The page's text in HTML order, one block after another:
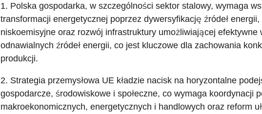
1. Polska gospodarka, w szczególności sektor stalowy, wymaga
transformacji energetycznej poprzez dywersyfikację źródeł
niskoemisyjne oraz rozwój infrastruktury umożliwiającej efektywne
odnawialnych źródeł energii, co jest kluczowe dla zachowania
produkcji.
2. Strategia przemysłowa UE kładzie nacisk na horyzontalne
gospodarcze, środowiskowe i społeczne, co wymaga koordynacji
makroekonomicznych, energetycznych i handlowych oraz reform